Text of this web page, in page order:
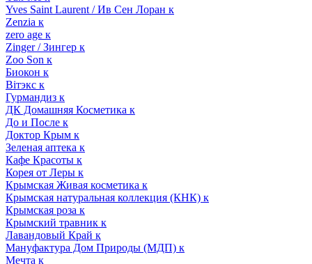
Yves Saint Laurent / Ив Сен Лоран к
Zenzia к
zero age к
Zinger / Зингер к
Zoo Son к
Биокон к
Вiтэкс к
Гурмандиз к
ДК Домашняя Косметика к
До и После к
Доктор Крым к
Зеленая аптека к
Кафе Красоты к
Корея от Леры к
Крымская Живая косметика к
Крымская натуральная коллекция (КНК) к
Крымская роза к
Крымский травник к
Лавандовый Край к
Мануфактура Дом Природы (МДП) к
Мечта к